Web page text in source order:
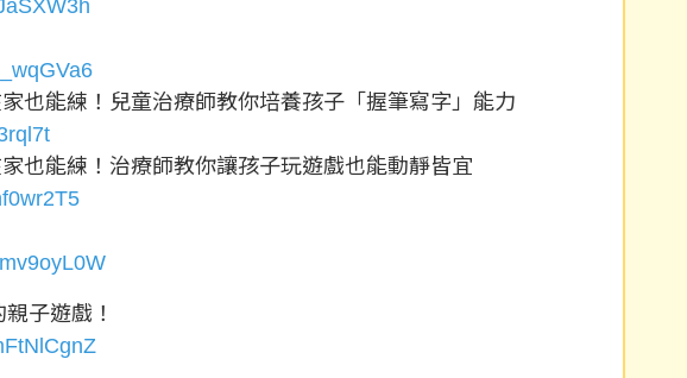
也能練！兒童治療師教你培養孩子「握筆寫字」能力
也能練！治療師教你讓孩子玩遊戲也能動靜皆宜
子遊戲！